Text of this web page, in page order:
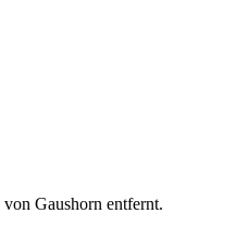
Gaushorn entfernt.